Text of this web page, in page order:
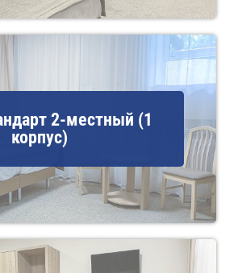
2-местный (1
корпус)